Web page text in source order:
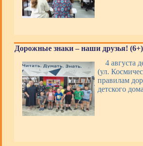
Дорожные знаки – наши друзья! (6+)
4 августа
(ул.
правилам
детского